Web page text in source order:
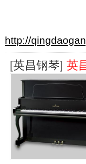
http://
[英昌钢琴] 英